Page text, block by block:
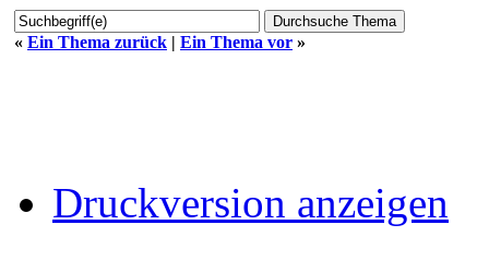
« Ein Thema zurück | Ein Thema vor »
Druckversion anzeigen